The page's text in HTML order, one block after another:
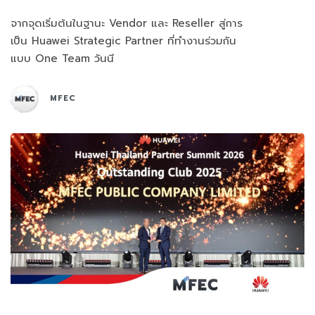
จากจุดเริ่มต้นในฐานะ Vendor และ Reseller สู่การ
เป็น Huawei Strategic Partner ที่ทำงานร่วมกัน
แบบ One Team วันนี
MFEC